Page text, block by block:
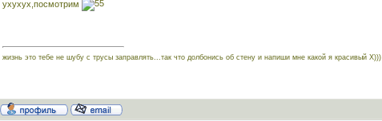
ухухух,посмотрим
жизнь это тебе не шубу с трусы заправлять...так что долбонись об стену и напиши мне какой я красивый Х)))